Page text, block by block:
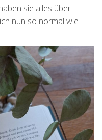
sie alles über
nun so normal wie